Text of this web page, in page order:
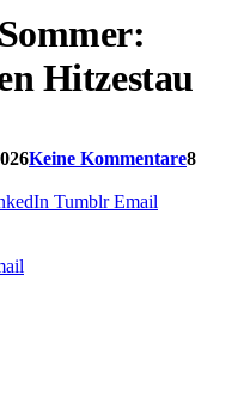
Hitzestau
Keine Kommentare8
Tumblr Email